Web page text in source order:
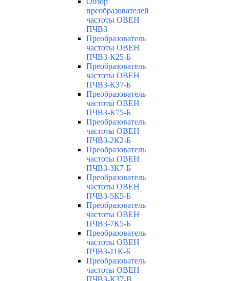
преобразователей
частоты ОВЕН
ПЧВ3
Преобразователь
частоты ОВЕН
ПЧВ3-К25-Б
Преобразователь
частоты ОВЕН
ПЧВ3-К37-Б
Преобразователь
частоты ОВЕН
ПЧВ3-К75-Б
Преобразователь
частоты ОВЕН
ПЧВ3-2К2-Б
Преобразователь
частоты ОВЕН
ПЧВ3-3К7-Б
Преобразователь
частоты ОВЕН
ПЧВ3-5К5-Б
Преобразователь
частоты ОВЕН
ПЧВ3-7К5-Б
Преобразователь
частоты ОВЕН
ПЧВ3-11К-Б
Преобразователь
частоты ОВЕН